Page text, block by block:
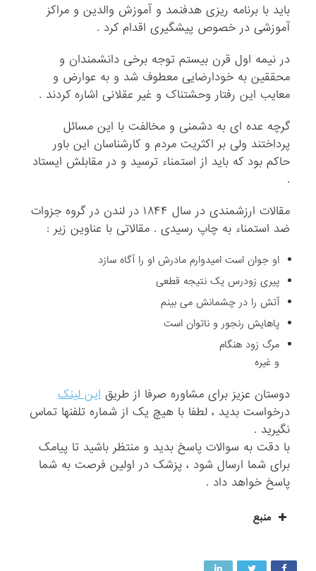
باید با برنامه ریزی هدفنمد و آموزش والدین و مراکز
آموزشی در خصوص پیشگیری اقدام کرد .
در نیمه اول قرن بیستم توجه برخی دانشمندان و
محققین به خودارضایی معطوف شد و به عوارض و
معایب این رفتار وحشتناک و غیر عقلانی اشاره کردند .
گرچه عده ای به دشمنی و مخالفت با این مسائل
پرداختند ولی بر اکثریت مردم و کارشناسان این باور
حاکم بود که باید از استمناء ترسید و در مقابلش ایستاد
.
مقالات ارزشمندی در سال ۱۸۴۴ در لندن در گروه جزوات
ضد استمناء به چاپ رسیدی . مقالاتی با عناوین زیر :
او جوان است امیدوارم مادرش او را آگاه سازد
پیری زودرس یک نتیجه قطعی
آتش را در چشمانش می بینم
پاهایش رنجور و ناتوان است
مرگ زود هنگام
و غیره
دوستان عزیز برای مشاوره صرفا از طریقاین لینک
درخواست بدید ، لطفا با هیچ یک از شماره تلفنها تماس
نگیرید .
با دقت به سوالات پاسخ بدید و منتظر باشید تا پیامک
برای شما ارسال شود ، پزشک در اولین فرصت به شما
پاسخ خواهد داد .
منبع